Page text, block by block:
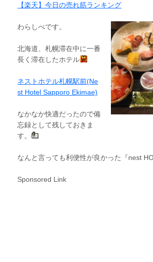
【楽天】今日の売れ筋ランキング
わらしべです。
北海道、札幌滞在中に一番
長く滞在したホテル
ネストホテル札幌駅前(Ne
st Hotel Sapporo Ekimae)
なかなか快適だったので備
忘録として残しておきま
す。
なんと言っても利便性が良かった『nest
Sponsored Link